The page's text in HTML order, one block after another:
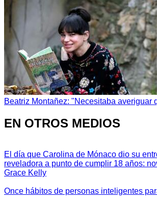
Beatriz Montañez: "Necesitaba averiguar
EN OTROS MEDIOS
El día que Carolina de Mónaco dio su
reveladora a punto de cumplir 18 años:
Grace Kelly
Once hábitos de personas inteligentes